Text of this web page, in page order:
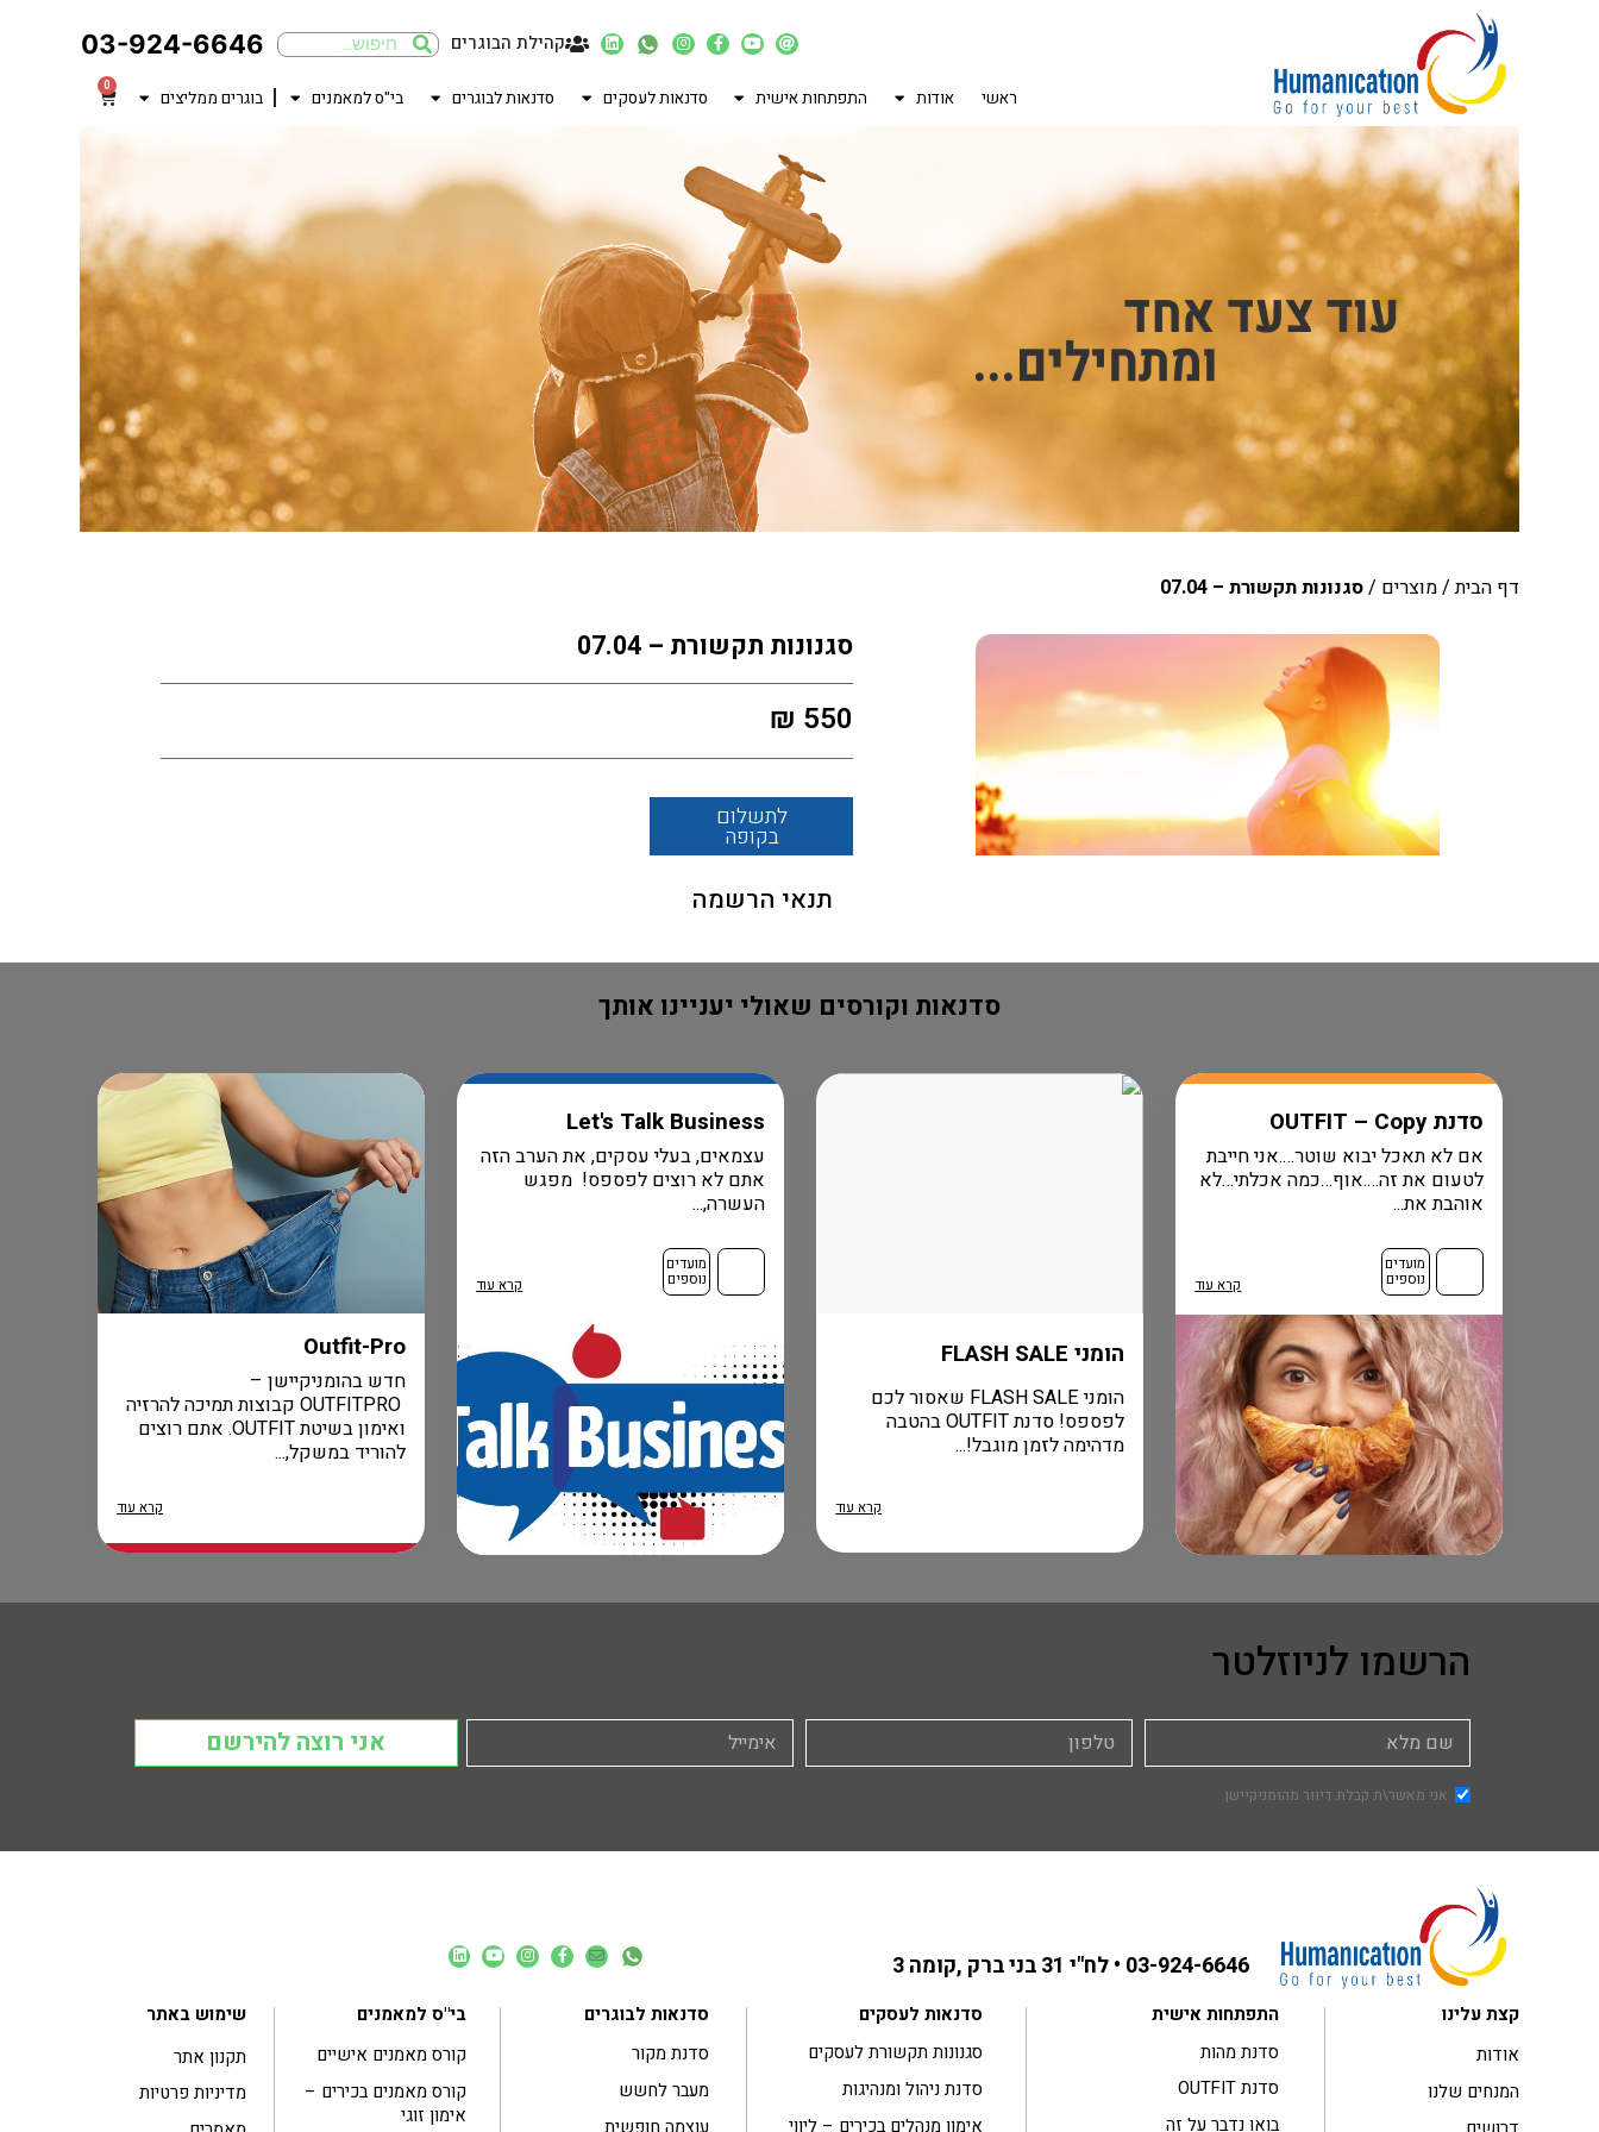
קהילת הבוגרים 03-924-6646
ראשי אודות התפתחות אישית סדנאות לעסקים סדנאות לבוגרים בי"ס למאמנים בוגרים ממליצים
0
דף הבית/מוצרים /סגנונות תקשורת – 07.04
סגנונות תקשורת – 07.04
₪ 550
לתשלום
בקופה
תנאי הרשמה
סדנאות וקורסים שאולי יעניינו אותך
סדנת OUTFIT – Copy
אם לא תאכל יבוא שוטר….אני חייבת
לטעום את זה….אוף…כמה אכלתי…לא
אוהבת את...
מועדים
נוספים קרא עוד
הומני FLASH SALE
הומני FLASH SALE שאסור לכם
לפספס! סדנת OUTFIT בהטבה
מדהימה לזמן מוגבל!...
קרא עוד
Let's Talk Business
עצמאים, בעלי עסקים, את הערב הזה
אתם לא רוצים לפספס! מפגש
העשרה,...
מועדים
נוספים קרא עוד
Outfit-Pro
חדש בהומניקיישן –
OUTFITPRO קבוצות תמיכה להרזיה
ואימון בשיטת OUTFIT. אתם רוצים
להוריד במשקל,...
קרא עוד
הרשמו לניוזלטר
אני מאשר\ת קבלת דיוור מהומניקיישן
אני רוצה להירשם
03-924-6646 • לח"י 31 בני ברק ,קומה 3
קצת עלינו
אודות
המנחים שלנו
התפתחות אישית
סדנת מהות
סדנת OUTFIT
בואו נדבר על זה
סדנאות לעסקים
סגנונות תקשורת לעסקים
סדנת ניהול ומנהיגות
אימון מנהלים בכירים – ליווי
סדנאות לבוגרים
סדנת מקור
מעבר לחשש
בי"ס למאמנים
קורס מאמנים אישיים
קורס מאמנים בכירים –
אימון זוגי
שימוש באתר
תקנון אתר
מדיניות פרטיות